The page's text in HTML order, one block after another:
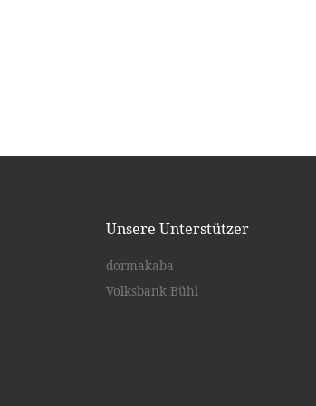
Unsere Unterstützer
dormakaba
Volksbank Bühl